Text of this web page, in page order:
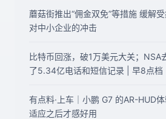
蘑菇街推出“佣金双免”等措施 缓解
对中小企业的冲击
比特币回涨，破1万美元大关；NSA
了5.34亿电话和短信记录 | 早8点档
有点料·上车｜小鹏 G7 的AR-HUD体
适应之后才感好用